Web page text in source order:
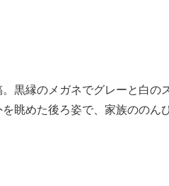
黒縁のメガネでグレーと白の
眺めた後ろ姿で、家族ののん